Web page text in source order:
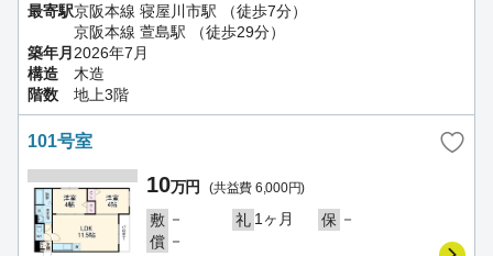
最寄駅京阪本線 寝屋川市駅 （徒歩7分）
京阪本線 萱島駅 （徒歩29分）
築年月2026年7月
構造
木造
階数
地上3階
101号室
10万円 (共益費 6,000円)
敷 － 礼 1ヶ月 保 －
償 －